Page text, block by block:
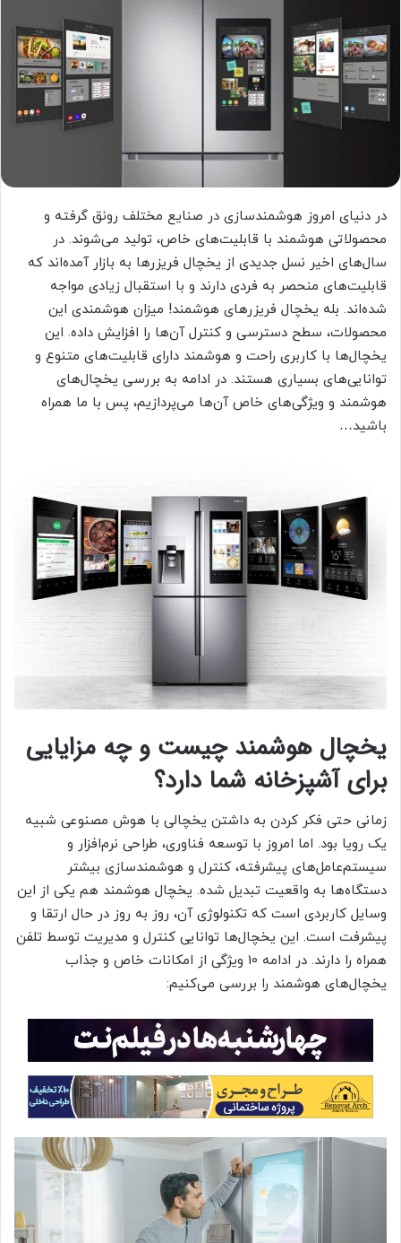
در دنیای امروز هوشمندسازی در صنایع مختلف رونق گرفته و
محصولاتی هوشمند با قابلیت‌های خاص، تولید می‌شوند. در
سال‌های اخیر نسل جدیدی از یخچال فریزرها به بازار آمده‌اند که
قابلیت‌های منحصر به فردی دارند و با استقبال زیادی مواجه
شده‌اند. بله یخچال فریزرهای هوشمند! میزان هوشمندی این
محصولات، سطح دسترسی و کنترل آن‌ها را افزایش داده. این
یخچال‌ها با کاربری راحت و هوشمند دارای قابلیت‌های متنوع و
توانایی‌های بسیاری هستند. در ادامه به بررسی یخچال‌های
هوشمند و ویژگی‌های خاص آن‌ها می‌پردازیم، پس با ما همراه
باشید…
یخچال هوشمند چیست و چه مزایایی
برای آشپزخانه شما دارد؟
زمانی حتی فکر کردن به داشتن یخچالی با هوش مصنوعی شبیه
یک رویا بود. اما امروز با توسعه فناوری، طراحی نرم‌افزار و
سیستم‌عامل‌های پیشرفته، کنترل و هوشمندسازی بیشتر
دستگاه‌ها به واقعیت تبدیل شده. یخچال هوشمند هم یکی از این
وسایل کاربردی است که تکنولوژی آن، روز به روز در حال ارتقا و
پیشرفت است. این یخچال‌ها توانایی کنترل و مدیریت توسط تلفن
همراه را دارند. در ادامه 10 ویژگی از امکانات خاص و جذاب
یخچال‌های هوشمند را بررسی می‌کنیم: